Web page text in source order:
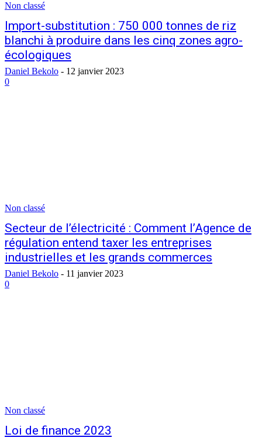
Non classé
Import-substitution : 750 000 tonnes de riz
blanchi à produire dans les cinq zones agro-
écologiques
Daniel Bekolo - 12 janvier 2023
0
Non classé
Secteur de l’électricité : Comment l’Agence de
régulation entend taxer les entreprises
industrielles et les grands commerces
Daniel Bekolo - 11 janvier 2023
0
Non classé
Loi de finance 2023